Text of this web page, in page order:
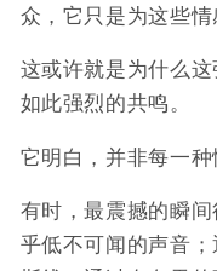
众，它只是为这些情
这或许就是为什么
如此强烈的共鸣。
它明白，并非每一种
有时，最震撼的瞬
乎低不可闻的声音